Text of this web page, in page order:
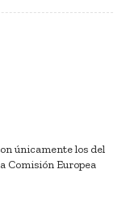
únicamente los del
Comisión Europea